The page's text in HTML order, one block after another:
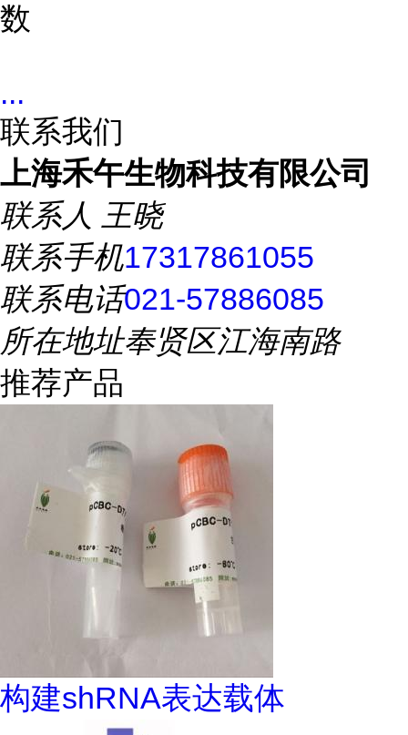
数
...
联系我们
上海禾午生物科技有限公司
联系人 王晓
联系手机17317861055
联系电话021-57886085
所在地址奉贤区江海南路
推荐产品
构建shRNA表达载体